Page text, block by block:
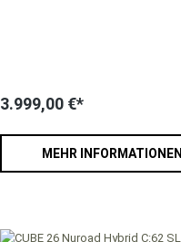
3.999,00 €*
MEHR INFORMATIONEN